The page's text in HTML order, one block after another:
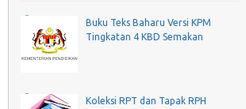
Buku Teks Baharu Versi KPM
Tingkatan 4 KBD Semakan
Koleksi RPT dan Tapak RPH